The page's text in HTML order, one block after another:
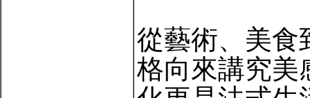
從藝術、美食
格向來講究美